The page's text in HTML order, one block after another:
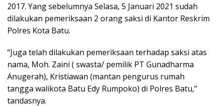
2017. Yang sebelumnya Selasa, 5 Januari 2021 sudah
dilakukan pemeriksaan 2 orang saksi di Kantor Reskrim
Polres Kota Batu.
“Juga telah dilakukan pemeriksaan terhadap saksi atas
nama, Moh. Zaini ( swasta/ pemilik PT Gunadharma
Anugerah), Kristiawan (mantan pengurus rumah
tangga walikota Batu Edy Rumpoko) di Polres Batu,”
tandasnya.